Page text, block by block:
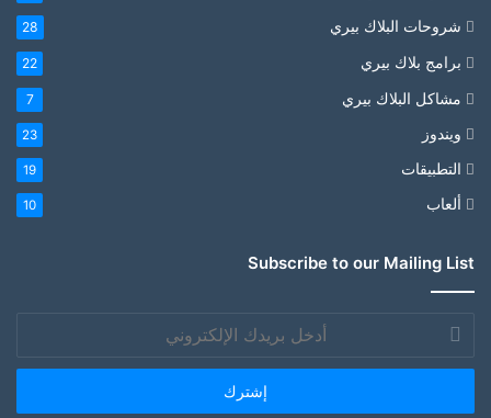
شروحات البلاك بيري 28
برامج بلاك بيري 22
مشاكل البلاك بيري 7
ويندوز 23
التطبيقات 19
ألعاب 10
Subscribe to our Mailing List
بريدك
الإلكتروني